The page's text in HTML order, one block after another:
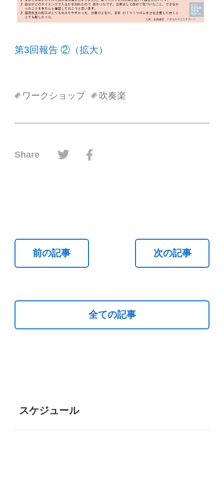
第3回報告 ②（拡大）
ワークショップ 吹奏楽
Share ツイッターでシェアする
前の記事 次の記事
全ての記事
スケジュール